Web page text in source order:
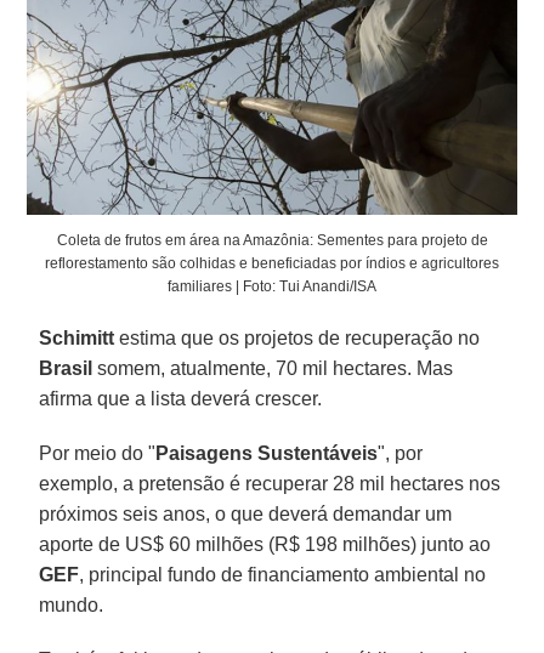
Coleta de frutos em área na Amazônia: Sementes para projeto de
reflorestamento são colhidas e beneficiadas por índios e agricultores
familiares | Foto: Tui Anandi/ISA
Schimitt estima que os projetos de recuperação no
Brasil somem, atualmente, 70 mil hectares. Mas
afirma que a lista deverá crescer.
Por meio do " Paisagens Sustentáveis", por
exemplo, a pretensão é recuperar 28 mil hectares nos
próximos seis anos, o que deverá demandar um
aporte de US$ 60 milhões (R$ 198 milhões) junto ao
GEF, principal fundo de financiamento ambiental no
mundo.